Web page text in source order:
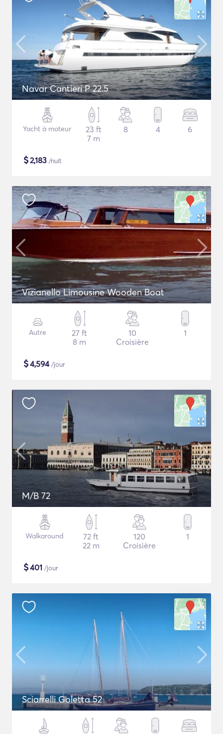
Navar Cantieri P 22.5
Yacht à moteur
23 ft
7 m
8 4 6
$2,183 /nuit
Vizianello Limousine Wooden Boat
Autre
27 ft
8 m
10
Croisière
1
$4,594/jour
M/B 72
Walkaround
72 ft
22 m
120
Croisière
1
$401 /jour
Sciarrelli Goletta 52